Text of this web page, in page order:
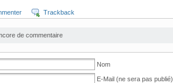
Trackback
de commentaire
Nom
E-Mail (ne sera pas publié)